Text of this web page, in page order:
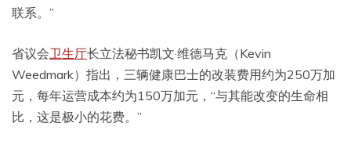
联系。”
省议会卫生厅长立法秘书凯文·维德马克（Kevin
Weedmark）指出，三辆健康巴士的改装费用约为250万加
元，每年运营成本约为150万加元，“与其能改变的生命相
比，这是极小的花费。”